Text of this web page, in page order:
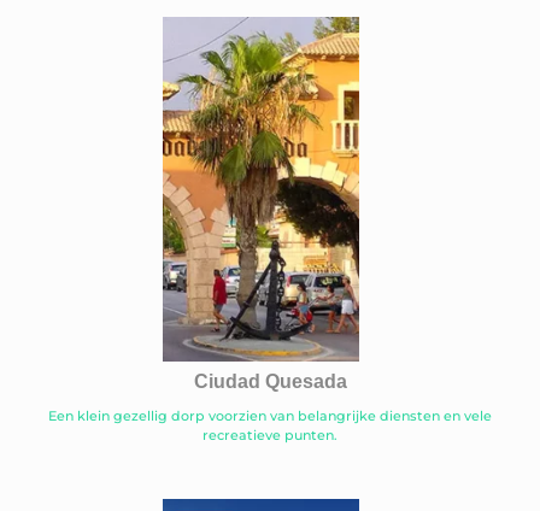
Ciudad Quesada
Een klein gezellig dorp voorzien van belangrijke diensten en vele
recreatieve punten.